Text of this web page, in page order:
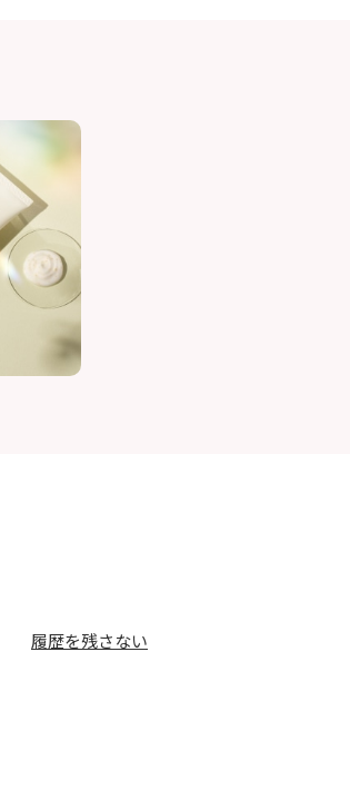
履歴を残さない